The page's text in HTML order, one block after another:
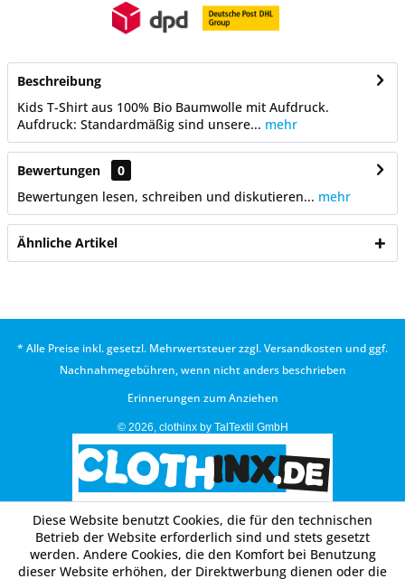
Beschreibung
Kids T-Shirt aus 100% Bio Baumwolle mit Aufdruck.
Aufdruck: Standardmäßig sind unsere... mehr
Bewertungen
0
Bewertungen lesen, schreiben und diskutieren... mehr
Ähnliche Artikel
* Alle Preise inkl. gesetzl. Mehrwertsteuer zzgl.Versandkosten und ggf.
Nachnahmegebühren, wenn nicht anders beschrieben
Erinnerungen zum Anziehen
© 2026, clothinx by TalTextil GmbH
Diese Website benutzt Cookies, die für den technischen
Betrieb der Website erforderlich sind und stets gesetzt
werden. Andere Cookies, die den Komfort bei Benutzung
dieser Website erhöhen, der Direktwerbung dienen oder die